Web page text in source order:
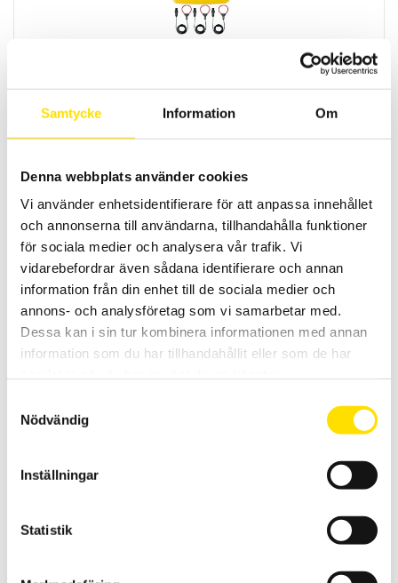
Samtycke Information Om
Denna webbplats använder cookies
Vi använder enhetsidentifierare för att anpassa innehållet
och annonserna till användarna, tillhandahålla funktioner
för sociala medier och analysera vår trafik. Vi
vidarebefordrar även sådana identifierare och annan
information från din enhet till de sociala medier och
annons- och analysföretag som vi samarbetar med.
Dessa kan i sin tur kombinera informationen med annan
information som du har tillhandahållit eller som de har
Nödvändig
Inställningar
Statistik
CA8331 & CA8333 3-fas Energianalys
AC+DC TRMS energianalysatorer med 4 spännings- och 3
strömingångar med svenska menyer. USB samt SD-kort för
kommunikation med mjukvaran.
23,900.00kr–42,790.00krPrisintervall:
42,790.00 kr
LÄS MER
CA8436 3-fas Energianalys IP67
Komplett elnätanalysator med IP67 kapslingsklass för transient-